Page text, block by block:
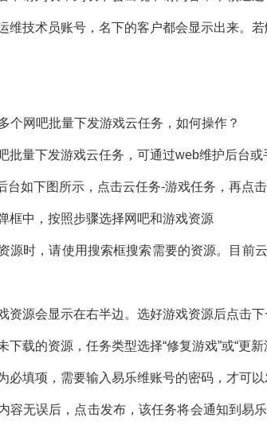
技术员账号，名下的客户都会显示出来。若
网吧批量下发游戏云任务，如何操作？
量下发游戏云任务，可通过web维护后台或
下图所示，点击云任务-游戏任务，再点击“
中，按照步骤选择网吧和游戏资源
时，请使用搜索框搜索需要的资源。目前
源会显示在右半边。选好游戏资源后点击下
的资源，任务类型选择“修复游戏”或“更新
填项，需要输入易乐维账号的密码，才可以
无误后，点击发布，该任务将会通知到易乐